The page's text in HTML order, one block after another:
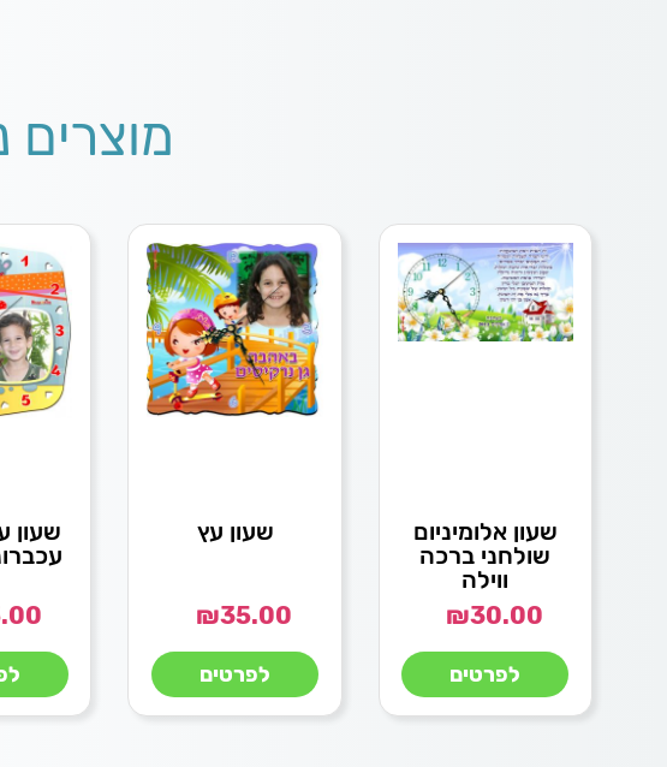
מוצרים
שעון אלומיניום
שולחני ברכה
ווילה
₪30.00
לפרטים
שעון עץ
₪35.00
לפרטים